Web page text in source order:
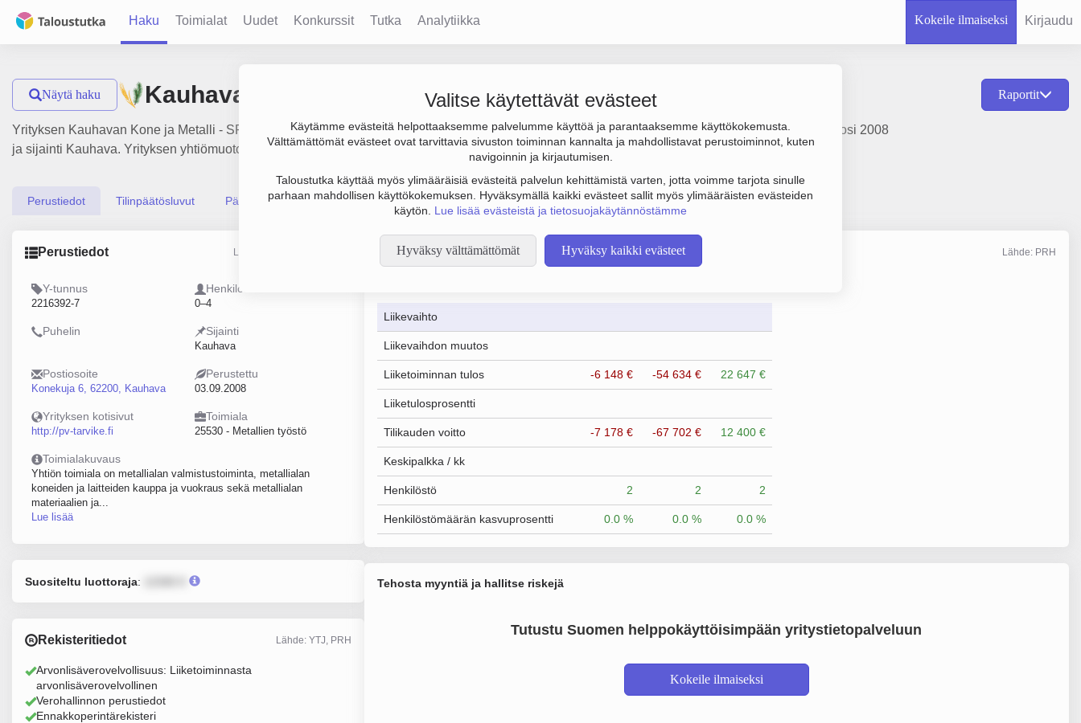
Haku Toimialat Uudet Konkurssit Tutka Analytiikka Kokeile ilmaiseksi Kirjaudu
Valitse käytettävät evästeet
Käytämme evästeitä helpottaaksemme palvelumme käyttöä ja parantaaksemme käyttökokemusta.
Välttämättömät evästeet ovat tarvittavia sivuston toiminnan kannalta ja mahdollistavat perustoiminnot, kuten
navigoinnin ja kirjautumisen.
Taloustutka käyttää myös ylimääräisiä evästeitä palvelun kehittämistä varten, jotta voimme tarjota sinulle
parhaan mahdollisen käyttökokemuksen. Hyväksymällä kaikki evästeet sallit myös ylimääräisten evästeiden
käytön. Lue lisää evästeistä ja tietosuojakäytännöstämme
Hyväksy välttämättömät Hyväksy kaikki evästeet
Näytä haku Kauhavan Kone ja Metalli - SR-Tuote Oy Raportit
Yrityksen Kauhavan Kone ja Metalli - SR-Tuote Oy liiketulos on 23 000 € ja henkilöstömäärä 2. Sen päätoimiala on Metallien työstö, perustamisvuosi 2008
ja sijainti Kauhava. Yrityksen yhtiömuoto Osakeyhtiö (OY).
Perustiedot Tilinpäätösluvut Päättäjätiedot
Perustiedot Lähde: YTJ, PRH, Traficom
Y-tunnus
2216392-7
Henkilöstömäärä
0–4
Puhelin Sijainti
Kauhava
Postiosoite
Konekuja 6, 62200, Kauhava
Perustettu
03.09.2008
Yrityksen kotisivut
http://pv-tarvike.fi
Toimiala
25530 - Metallien työstö
Toimialakuvaus
Yhtiön toimiala on metallialan valmistustoiminta, metallialan
koneiden ja laitteiden kauppa ja vuokraus sekä metallialan
materiaalien ja...
Lue lisää
Suositeltu luottoraja:
Rekisteritiedot Lähde: YTJ, PRH
Arvonlisäverovelvollisuus: Liiketoiminnasta
arvonlisäverovelvollinen
Verohallinnon perustiedot
Ennakkoperintärekisteri
Taloustiedot Lähde: PRH
Liikevaihto
Liikevaihdon muutos
Liiketoiminnan tulos -6 148 € -54 634 € 22 647 €
Liiketulosprosentti
Tilikauden voitto -7 178 € -67 702 € 12 400 €
Keskipalkka / kk
Henkilöstö 2 2 2
Henkilöstömäärän kasvuprosentti 0.0 % 0.0 % 0.0 %
Tehosta myyntiä ja hallitse riskejä
Tutustu Suomen helppokäyttöisimpään yritystietopalveluun
Kokeile ilmaiseksi